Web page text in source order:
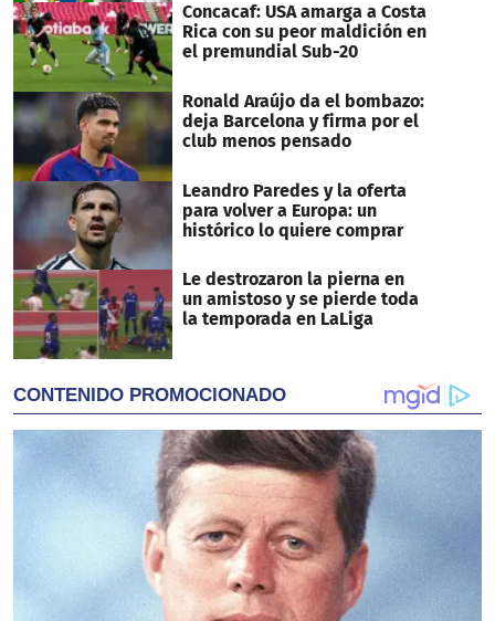
Concacaf: USA amarga a Costa
Rica con su peor maldición en
el premundial Sub-20
Ronald Araújo da el bombazo:
deja Barcelona y firma por el
club menos pensado
Leandro Paredes y la oferta
para volver a Europa: un
histórico lo quiere comprar
Le destrozaron la pierna en
un amistoso y se pierde toda
la temporada en LaLiga